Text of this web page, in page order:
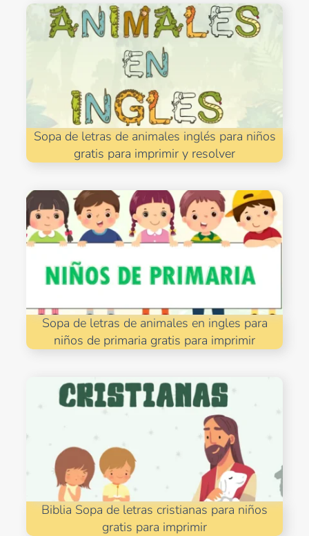
Sopa de letras de animales inglés para niños
gratis para imprimir y resolver
Sopa de letras de animales en ingles para
niños de primaria gratis para imprimir
Biblia Sopa de letras cristianas para niños
gratis para imprimir